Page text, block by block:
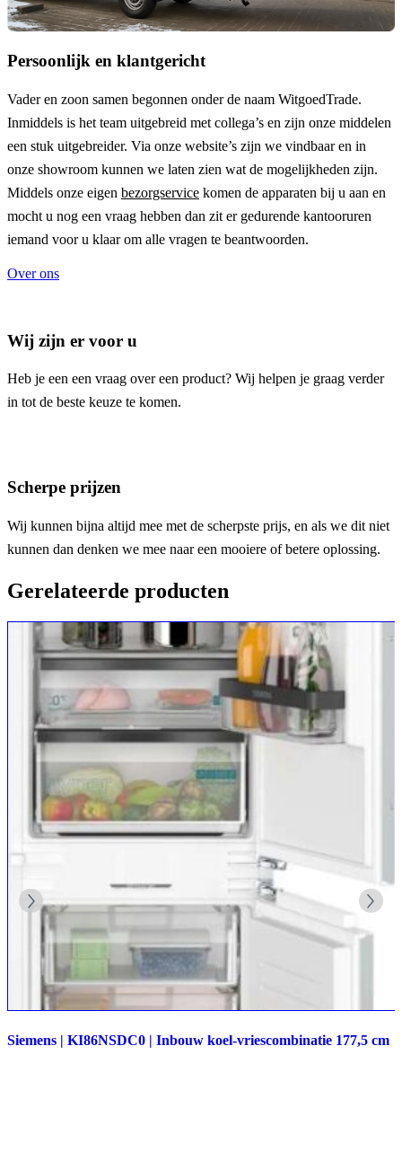
Persoonlijk en klantgericht
Vader en zoon samen begonnen onder de naam WitgoedTrade.
Inmiddels is het team uitgebreid met collega’s en zijn onze middelen
een stuk uitgebreider. Via onze website’s zijn we vindbaar en in
onze showroom kunnen we laten zien wat de mogelijkheden zijn.
Middels onze eigen bezorgservice komen de apparaten bij u aan en
mocht u nog een vraag hebben dan zit er gedurende kantooruren
iemand voor u klaar om alle vragen te beantwoorden.
Over ons
Wij zijn er voor u
Heb je een een vraag over een product? Wij helpen je graag verder
in tot de beste keuze te komen.
Scherpe prijzen
Wij kunnen bijna altijd mee met de scherpste prijs, en als we dit niet
kunnen dan denken we mee naar een mooiere of betere oplossing.
Gerelateerde producten
Siemens | KI86NSDC0 | Inbouw koel-vriescombinatie 177,5 cm